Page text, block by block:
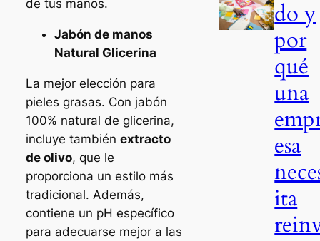
de tus manos.
Jabón de manos
Natural Glicerina
La mejor elección para
pieles grasas. Con jabón
100% natural de glicerina,
incluye también extracto
de olivo, que le
proporciona un estilo más
tradicional. Además,
contiene un pH específico
para adecuarse mejor a las
do y
por
qué
una
esa
ita